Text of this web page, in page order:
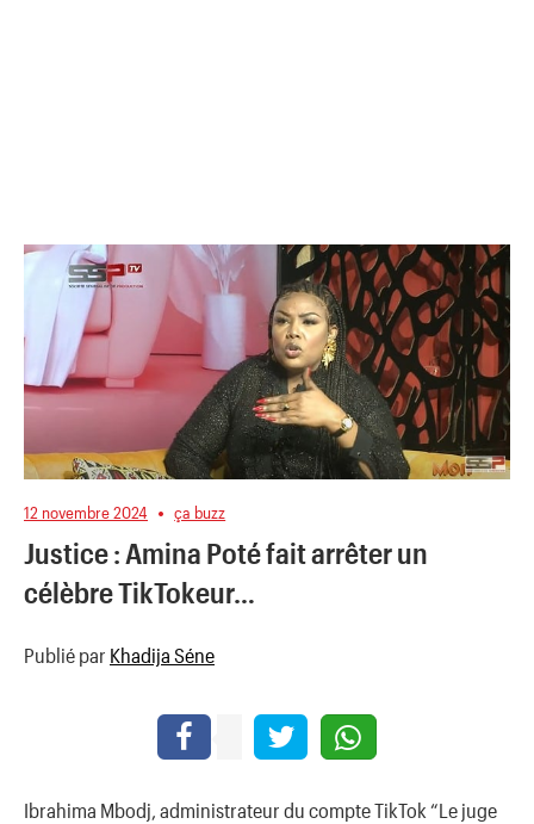
12 novembre 2024 ça buzz
Justice : Amina Poté fait arrêter un
célèbre TikTokeur…
Publié par Khadija Séne
Ibrahima Mbodj, administrateur du compte TikTok “Le juge